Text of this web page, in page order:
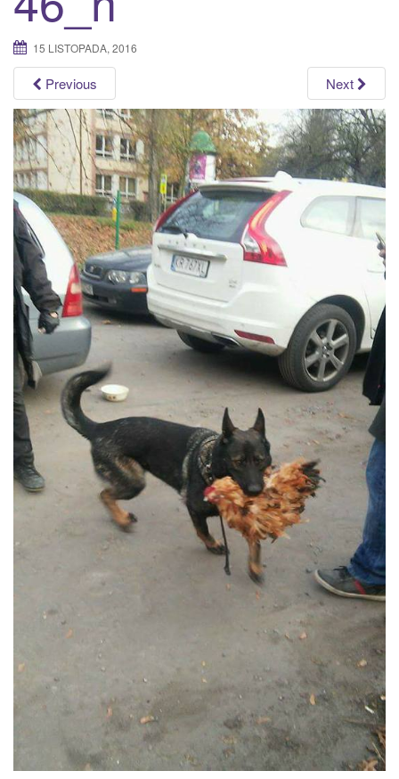
o
n
15 LISTOPADA, 2016
Previous Next